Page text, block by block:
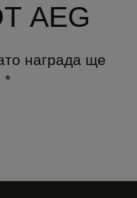
AEG
награда ще
*